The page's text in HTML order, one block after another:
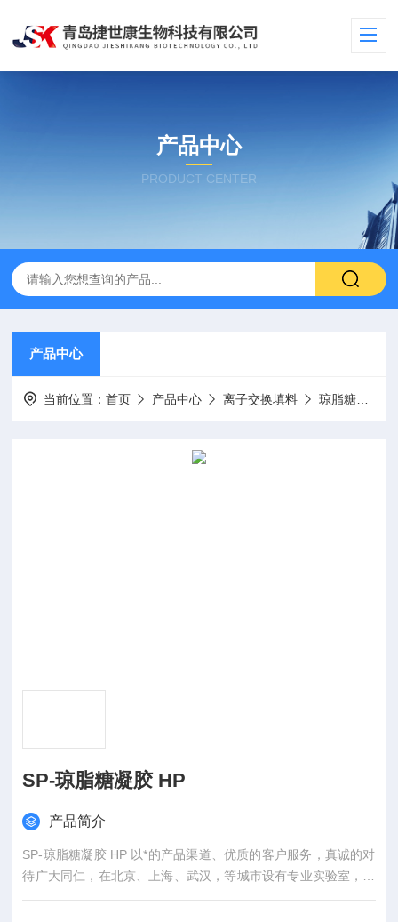
产品中心
PRODUCT CENTER
产品中心
当前位置：首页 产品中心 离子交换填料 琼脂糖凝胶系列
SP-琼脂糖凝胶 HP
产品简介
SP-琼脂糖凝胶 HP 以*的产品渠道、优质的客户服务，真诚的对
待广大同仁，在北京、上海、武汉，等城市设有专业实验室，竭
诚服务每位科研工作者。